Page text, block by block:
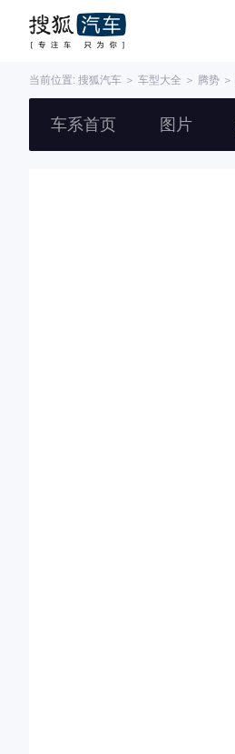
当前位置: 搜狐汽车 ＞ 车型大全 ＞ 腾势 ＞
车系首页 图片